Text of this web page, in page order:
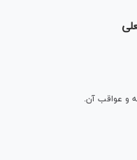
و عواقب آن.